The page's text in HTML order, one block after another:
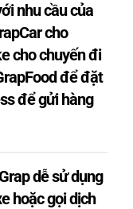
nhu cầu của
cho
cho chuyến đi
để đặt
để gửi hàng
dễ sử dụng
hoặc gọi dịch